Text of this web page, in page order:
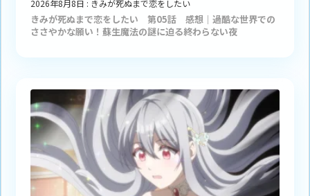
2026年8月8日 : きみが死ぬまで恋をしたい
きみが死ぬまで恋をしたい 第05話 感想｜過酷な世界での
ささやかな願い！蘇生魔法の謎に迫る終わらない夜